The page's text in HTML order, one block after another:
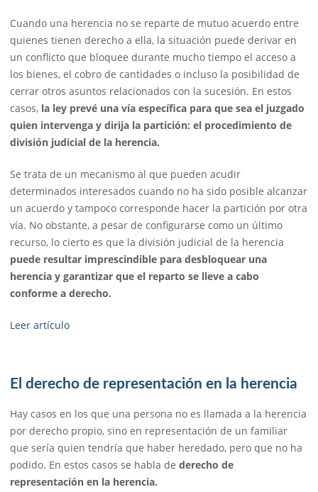
Cuando una herencia no se reparte de mutuo acuerdo entre
quienes tienen derecho a ella, la situación puede derivar en
un conflicto que bloquee durante mucho tiempo el acceso a
los bienes, el cobro de cantidades o incluso la posibilidad de
cerrar otros asuntos relacionados con la sucesión. En estos
casos, la ley prevé una vía específica para que sea el juzgado
quien intervenga y dirija la partición: el procedimiento de
división judicial de la herencia.
Se trata de un mecanismo al que pueden acudir
determinados interesados cuando no ha sido posible alcanzar
un acuerdo y tampoco corresponde hacer la partición por otra
vía. No obstante, a pesar de configurarse como un último
recurso, lo cierto es que la división judicial de la herencia
puede resultar imprescindible para desbloquear una
herencia y garantizar que el reparto se lleve a cabo
conforme a derecho.
Leer artículo
El derecho de representación en la herencia
Hay casos en los que una persona no es llamada a la herencia
por derecho propio, sino en representación de un familiar
que sería quien tendría que haber heredado, pero que no ha
podido. En estos casos se habla de derecho de
representación en la herencia.